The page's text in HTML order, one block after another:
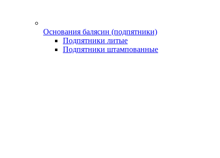
Основания балясин (подпятники)
Подпятники литые
Подпятники штампованные